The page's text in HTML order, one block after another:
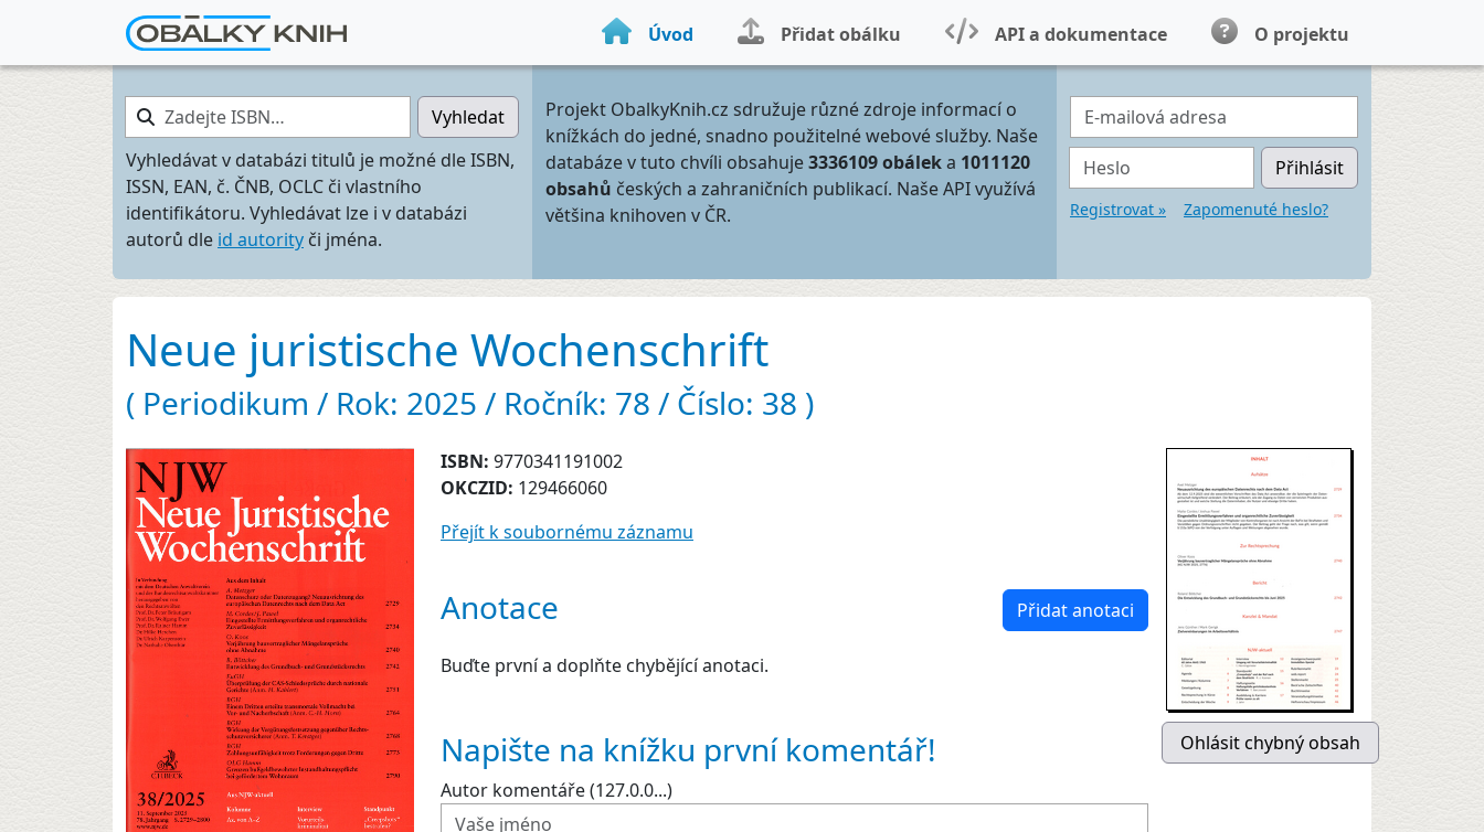
Úvod Přidat obálku API a dokumentace O projektu
Zadejte ISBN…
Vyhledat
Vyhledávat v databázi titulů je možné dle ISBN,
ISSN, EAN, č. ČNB, OCLC či vlastního
identifikátoru. Vyhledávat lze i v databázi
autorů dle id autority či jména.
Projekt ObalkyKnih.cz sdružuje různé zdroje informací o
knížkách do jedné, snadno použitelné webové služby. Naše
databáze v tuto chvíli obsahuje3336109 obáleka 1011120
obsahů českých a zahraničních publikací. Naše API využívá
většina knihoven v ČR.
E-mailová adresa
Heslo Přihlásit
Registrovat » Zapomenuté heslo?
Neue juristische Wochenschrift
( Periodikum / Rok: 2025 / Ročník: 78 / Číslo: 38 )
ISBN: 9770341191002
OKCZID: 129466060
Přejít k soubornému záznamu
Anotace Přidat anotaci
Buďte první a doplňte chybějící anotaci.
Napište na knížku první komentář!
Autor komentáře (127.0.0...)